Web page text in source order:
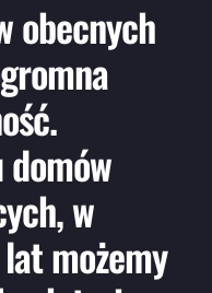
obecnych
w
możemy